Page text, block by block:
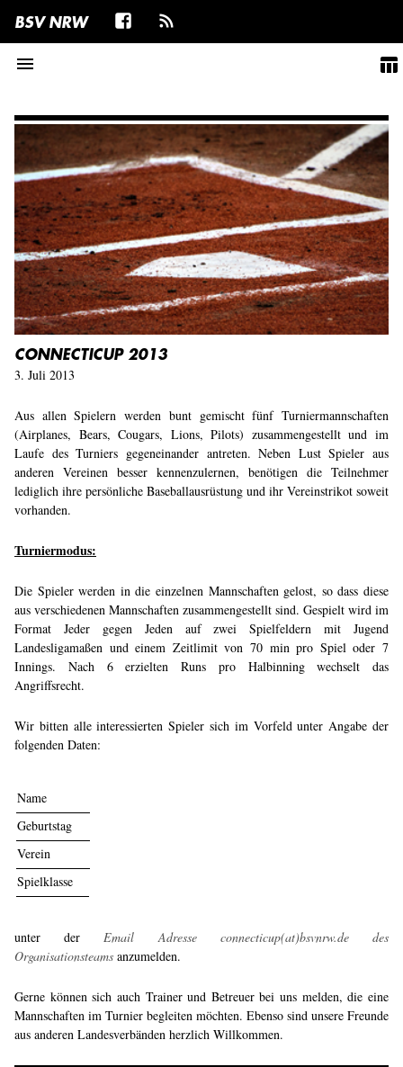
BSV NRW
menu
table_chart
CONNECTICUP 2013
3. Juli 2013
Aus allen Spielern werden bunt gemischt fünf Turniermannschaften
(Airplanes, Bears, Cougars, Lions, Pilots) zusammengestellt und im
Laufe des Turniers gegeneinander antreten. Neben Lust Spieler aus
anderen Vereinen besser kennenzulernen, benötigen die Teilnehmer
lediglich ihre persönliche Baseballausrüstung und ihr Vereinstrikot soweit
vorhanden.
Turniermodus:
Die Spieler werden in die einzelnen Mannschaften gelost, so dass diese
aus verschiedenen Mannschaften zusammengestellt sind. Gespielt wird im
Format Jeder gegen Jeden auf zwei Spielfeldern mit Jugend
Landesligamaßen und einem Zeitlimit von 70 min pro Spiel oder 7
Innings. Nach 6 erzielten Runs pro Halbinning wechselt das
Angriffsrecht.
Wir bitten alle interessierten Spieler sich im Vorfeld unter Angabe der
folgenden Daten:
Name
Geburtstag
Verein
Spielklasse
unter der Email Adresse connecticup(at)bsvnrw.de des
Organisationsteams anzumelden.
Gerne können sich auch Trainer und Betreuer bei uns melden, die eine
Mannschaften im Turnier begleiten möchten. Ebenso sind unsere Freunde
aus anderen Landesverbänden herzlich Willkommen.